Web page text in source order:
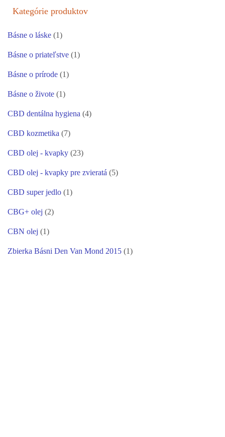
Kategórie produktov
Básne o láske (1)
Básne o priateľstve (1)
Básne o prírode (1)
Básne o živote (1)
CBD dentálna hygiena (4)
CBD kozmetika (7)
CBD olej - kvapky (23)
CBD olej - kvapky pre zvieratá (5)
CBD super jedlo (1)
CBG+ olej (2)
CBN olej (1)
Zbierka Básni Den Van Mond 2015 (1)